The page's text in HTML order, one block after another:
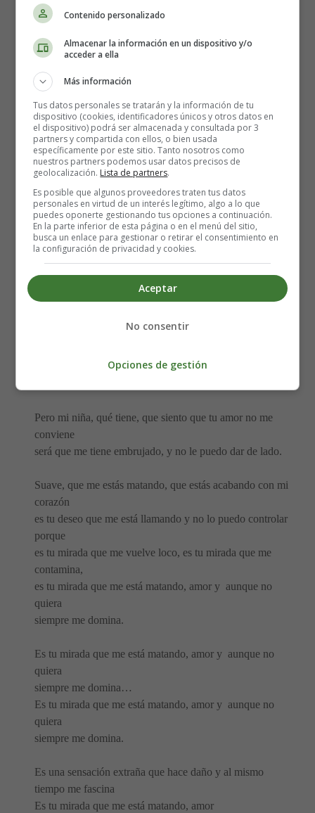
porque
contamina,
quiera
Es tu mirada que me vuelve loco, es tu mirada que me
contamina,
es tu mirada que me está matando, amor y aunque no
quiera
siempre me domina
Es ella, que me lleva con su mirada.
Que no hay amor de esa manera, no sé cómo tú quieres
pero esta noche te lo doy todo, sin importar, mi morena.
Aunque tú no me prefieras, en mi corazón tú sigues
y yo te juro que no entiendo nada, cuando yo siento tu
Pero mi niña, qué tiene, que siento que tu amor no me
conviene
será que me tiene embrujado, y no le puedo dar de lado.
Suave, que me estás matando, que estás acabando con mi
corazón
es tu deseo que me está llamando y no lo puedo controlar
porque
es tu mirada que me vuelve loco, es tu mirada que me
contamina,
es tu mirada que me está matando, amor y aunque no
quiera
siempre me domina.
Es tu mirada que me está matando, amor y aunque no
quiera
siempre me domina…
Es tu mirada que me está matando, amor y aunque no
quiera
siempre me domina.
Es una sensación extraña que hace daño y al mismo
tiempo me fascina
Es tu mirada que me está matando, amor
Contenido personalizado
Almacenar la información en un dispositivo y/o
acceder a ella
Más información
Tus datos personales se tratarán y la información de tu
dispositivo (cookies, identificadores únicos y otros datos en
el dispositivo) podrá ser almacenada y consultada por 3
partners y compartida con ellos, o bien usada
específicamente por este sitio. Tanto nosotros como
nuestros partners podemos usar datos precisos de
geolocalización. Lista de partners.
Es posible que algunos proveedores traten tus datos
personales en virtud de un interés legítimo, algo a lo que
puedes oponerte gestionando tus opciones a continuación.
En la parte inferior de esta página o en el menú del sitio,
busca un enlace para gestionar o retirar el consentimiento en
la configuración de privacidad y cookies.
Aceptar
No consentir
Opciones de gestión